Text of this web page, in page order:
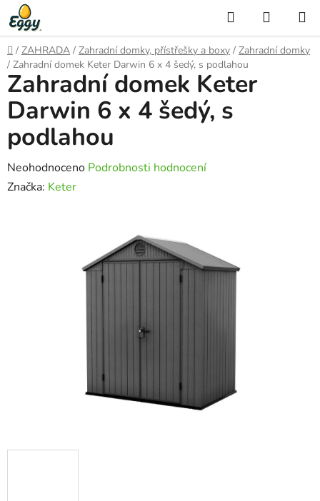
Přejít
na
obsah
Hledat
KOŠÍK
Domů
/ ZAHRADA / Zahradní domky, přístřešky a boxy / Zahradní domky
/ Zahradní domek Keter Darwin 6 x 4 šedý, s podlahou
Zahradní domek Keter
Darwin 6 x 4 šedý, s
podlahou
Průměrné
hodnocení
Neohodnoceno Podrobnosti hodnocení
Značka: Keter